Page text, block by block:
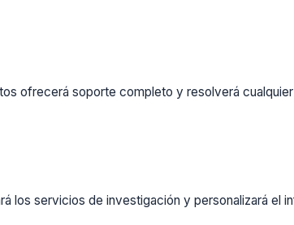
ofrecerá soporte completo y resolverá
los servicios de investigación y personalizará el